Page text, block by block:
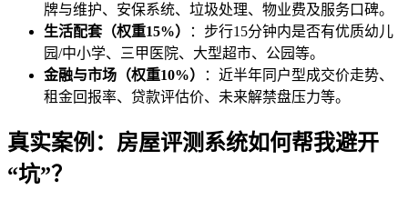
牌与维护、安保系统、垃圾处理、物业费及服务口碑。
生活配套（权重15%）
：步行15分钟内是否有优质幼儿
园/中小学、三甲医院、大型超市、公园等。
金融与市场（权重10%）
：近半年同户型成交价走势、
租金回报率、贷款评估价、未来解禁盘压力等。
真实案例：房屋评测系统如何帮我避开
“坑”？